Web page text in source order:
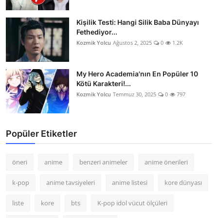
Kişilik Testi: Hangi Silik Baba Dünyayı
Fethediyor...
Kozmik Yolcu Ağustos 2, 2025 0 1.2K
My Hero Academia'nın En Popüler 10
Kötü Karakteri!...
Kozmik Yolcu Temmuz 30, 2025 0 797
Popüler Etiketler
öneri anime benzeri animeler anime önerileri
k-pop anime tavsiyeleri anime listesi kore dünyası
liste kore bts K-pop idol vücut ölçüleri